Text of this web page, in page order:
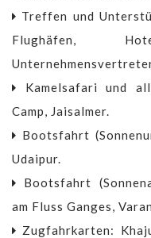
Treffen und
Flughäfen,
Kamelsafari und
Camp, Jaisalmer.
Bootsfahrt
Udaipur.
Bootsfahrt
am Fluss Ganges,
Zugfahrkarten: